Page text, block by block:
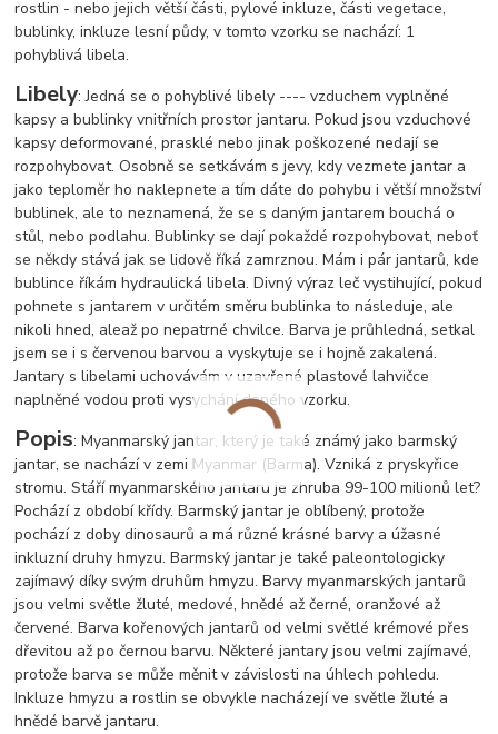
rostlin - nebo jejich větší části, pylové inkluze, části vegetace,
bublinky, inkluze lesní půdy, v tomto vzorku se nachází: 1
pohyblivá libela.
Libely: Jedná se o pohyblivé libely ---- vzduchem vyplněné
kapsy a bublinky vnitřních prostor jantaru. Pokud jsou vzduchové
kapsy deformované, prasklé nebo jinak poškozené nedají se
rozpohybovat. Osobně se setkávám s jevy, kdy vezmete jantar a
jako teploměr ho naklepnete a tím dáte do pohybu i větší množství
bublinek, ale to neznamená, že se s daným jantarem bouchá o
stůl, nebo podlahu. Bublinky se dají pokaždé rozpohybovat, neboť
se někdy stává jak se lidově říká zamrznou. Mám i pár jantarů, kde
bublince říkám hydraulická libela. Divný výraz leč vystihující, pokud
pohnete s jantarem v určitém směru bublinka to následuje, ale
nikoli hned, aleaž po nepatrné chvilce. Barva je průhledná, setkal
jsem se i s červenou barvou a vyskytuje se i hojně zakalená.
Jantary s libelami uchovávám v uzavřené plastové lahvičce
naplněné vodou proti vysychání daného vzorku.
Popis: Myanmarský jantar, který je také známý jako barmský
jantar, se nachází v zemi Myanmar (Barma). Vzniká z pryskyřice
stromu. Stáří myanmarského jantaru je zhruba 99-100 milionů let?
Pochází z období křídy. Barmský jantar je oblíbený, protože
pochází z doby dinosaurů a má různé krásné barvy a úžasné
inkluzní druhy hmyzu. Barmský jantar je také paleontologicky
zajímavý díky svým druhům hmyzu. Barvy myanmarských jantarů
jsou velmi světle žluté, medové, hnědé až černé, oranžové až
červené. Barva kořenových jantarů od velmi světlé krémové přes
dřevitou až po černou barvu. Některé jantary jsou velmi zajímavé,
protože barva se může měnit v závislosti na úhlech pohledu.
Inkluze hmyzu a rostlin se obvykle nacházejí ve světle žluté a
hnědé barvě jantaru.